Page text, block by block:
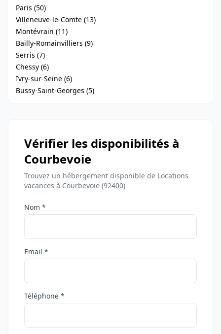
Paris (50)
Villeneuve-le-Comte (13)
Montévrain (11)
Bailly-Romainvilliers (9)
Serris (7)
Chessy (6)
Ivry-sur-Seine (6)
Bussy-Saint-Georges (5)
Vérifier les disponibilités à
Courbevoie
Trouvez un hébergement disponible de Locations
vacances à Courbevoie (92400)
Nom *
Email *
Téléphone *